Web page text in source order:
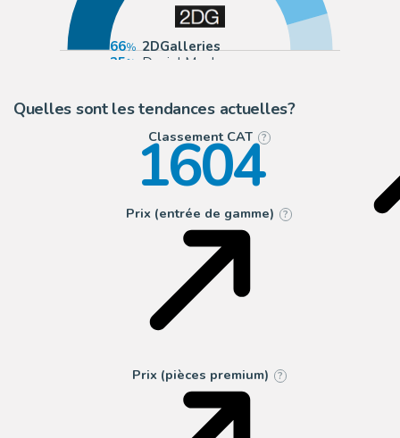
66
2DGalleries
25
Daniel Maghen
Quelles sont les tendances actuelles?
Classement CAT ?
1604
Prix (entrée de gamme) ?
Prix (pièces premium) ?